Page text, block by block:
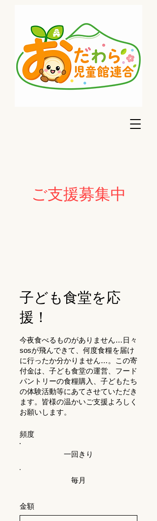
​ご支援募集中
​子ども食堂を応
援！
​今夜食べるものがありません…日々
sosが飛んできて、何度食糧を届け
に行ったか分かりません…。この寄
付金は、子ども食堂の運営、フード
パントリーの食糧購入、子どもたち
の体験活動等にあてさせていただき
ます。皆様の温かいご支援よろしく
お願いします。
頻度
一回きり
毎月
金額